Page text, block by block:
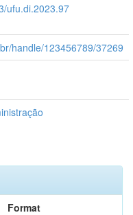
ufu.di.2023.97
handle/123456789/37269
Format